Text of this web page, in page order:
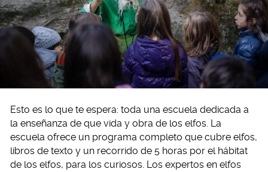
Esto es lo que te espera: toda una escuela dedicada a
la enseñanza de que vida y obra de los elfos. La
escuela ofrece un programa completo que cubre elfos,
libros de texto y un recorrido de 5 horas por el hábitat
de los elfos, para los curiosos. Los expertos en elfos